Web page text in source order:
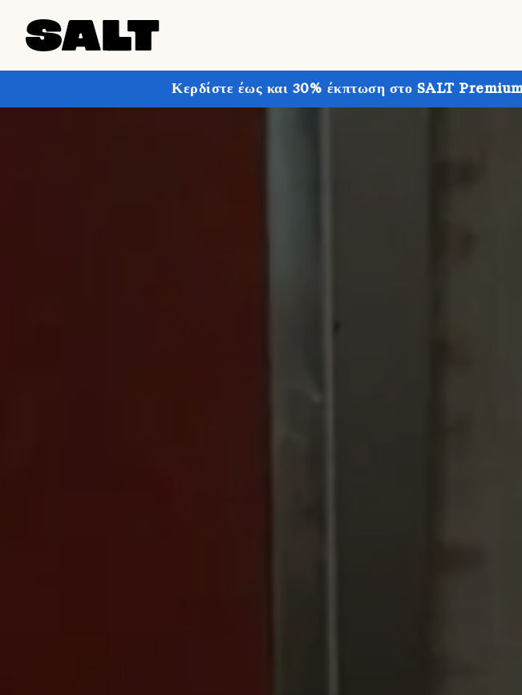
Κερδίστε έως και 30% έκπτωση στο SALT Premium